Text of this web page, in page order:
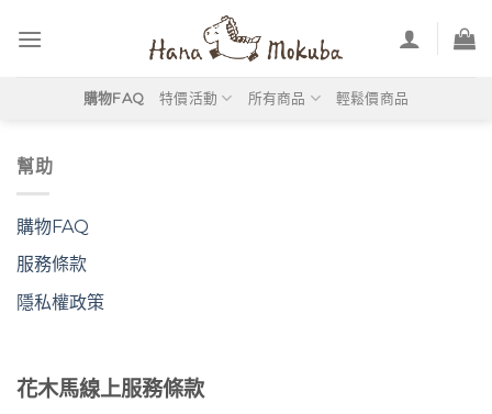
購物FAQ 特價活動 所有商品 輕鬆價商品
花木馬線上服務條款
幫助
購物FAQ
服務條款
隱私權政策